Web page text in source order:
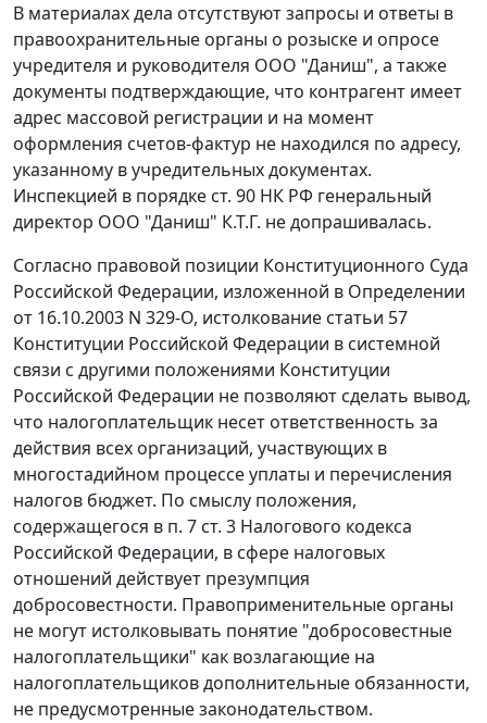
В материалах дела отсутствуют запросы и ответы в
правоохранительные органы о розыске и опросе
учредителя и руководителя ООО "Даниш", а также
документы подтверждающие, что контрагент имеет
адрес массовой регистрации и на момент
оформления счетов-фактур не находился по адресу,
указанному в учредительных документах.
Инспекцией в порядке ст. 90 НК РФ генеральный
директор ООО "Даниш" К.Т.Г. не допрашивалась.
Согласно правовой позиции Конституционного Суда
Российской Федерации, изложенной в Определении
от 16.10.2003 N 329-О, истолкование статьи 57
Конституции Российской Федерации в системной
связи с другими положениями Конституции
Российской Федерации не позволяют сделать вывод,
что налогоплательщик несет ответственность за
действия всех организаций, участвующих в
многостадийном процессе уплаты и перечисления
налогов бюджет. По смыслу положения,
содержащегося в п. 7 ст. 3 Налогового кодекса
Российской Федерации, в сфере налоговых
отношений действует презумпция
добросовестности. Правоприменительные органы
не могут истолковывать понятие "добросовестные
налогоплательщики" как возлагающие на
налогоплательщиков дополнительные обязанности,
не предусмотренные законодательством.